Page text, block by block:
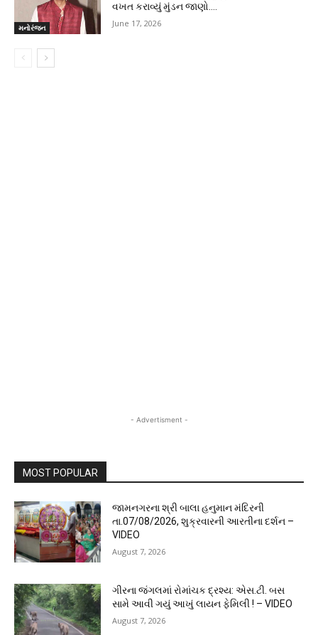
મનોરંજન
વખત કરાવ્યું મુંડન જાણો….
June 17, 2026
- Advertisment -
MOST POPULAR
જામનગરના શ્રી બાલા હનુમાન મંદિરની
તા.07/08/2026, શુક્રવારની આરતીના દર્શન –
VIDEO
August 7, 2026
ગીરના જંગલમાં રોમાંચક દ્રશ્ય: એસ.ટી. બસ
સામે આવી ગયું આખું લાયન ફેમિલી ! – VIDEO
August 7, 2026